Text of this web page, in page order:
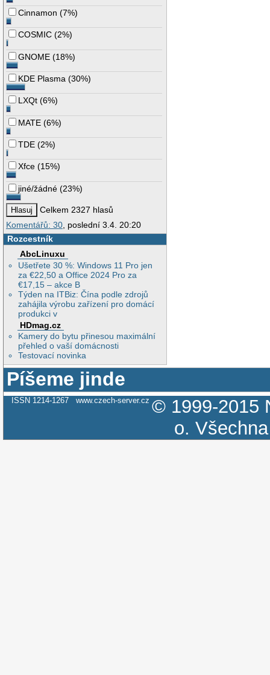
Cinnamon (7%)
COSMIC (2%)
GNOME (18%)
KDE Plasma (30%)
LXQt (6%)
MATE (6%)
TDE (2%)
Xfce (15%)
jiné/žádné (23%)
Celkem 2327 hlasů
Komentářů: 30, poslední 3.4. 20:20
Rozcestník
AbcLinuxu
Ušetřete 30 %: Windows 11 Pro jen
za €22,50 a Office 2024 Pro za
€17,15 – akce B
Týden na ITBiz: Čína podle zdrojů
zahájila výrobu zařízení pro domácí
produkci v
HDmag.cz
Kamery do bytu přinesou maximální
přehled o vaší domácnosti
Testovací novinka
Píšeme jinde
ISSN 1214-1267 www.czech-server.cz © 1999-2015
o.